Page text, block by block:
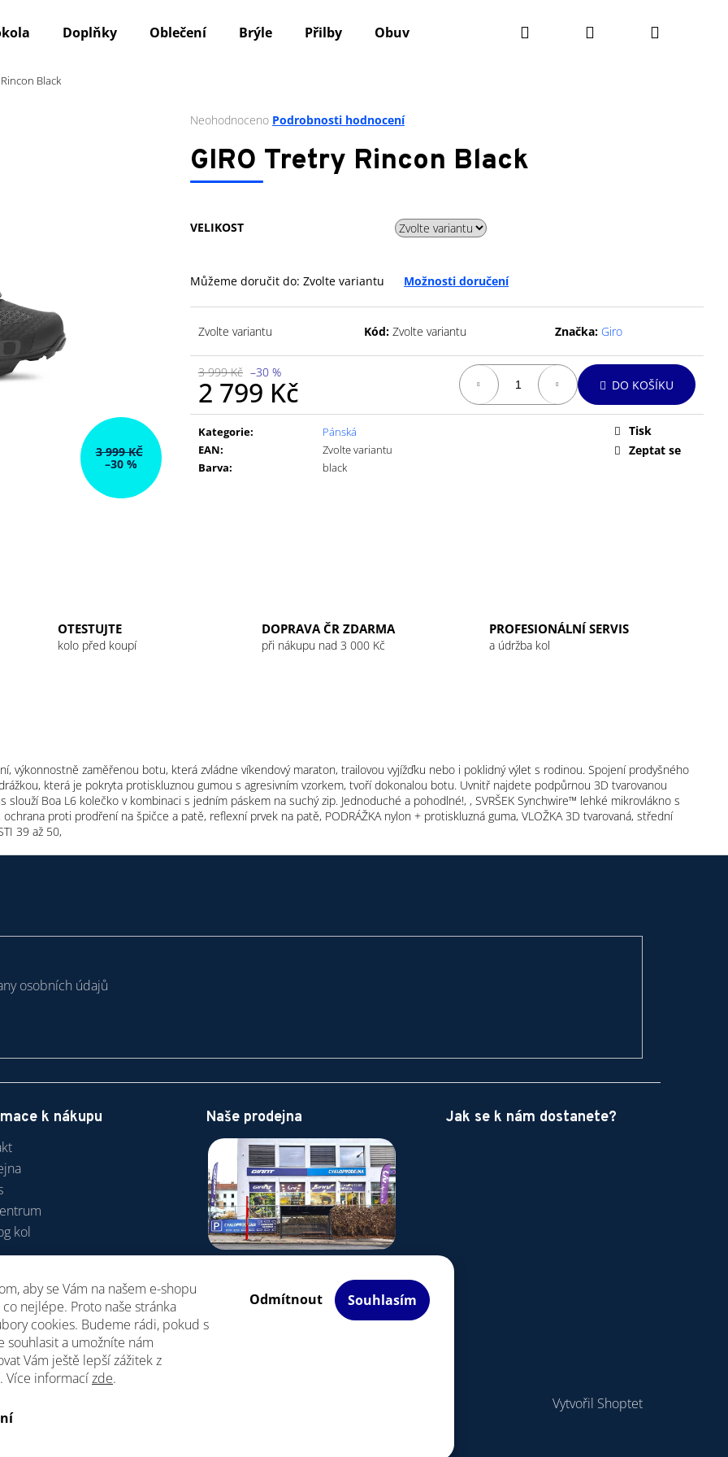
aby se Vám na našem e-shopu
nejlépe. Proto naše stránka
cookies. Budeme rádi, pokud s
souhlasit a umožníte nám
Vám ještě lepší zážitek z
Více informacízde.
Odmítnout Souhlasím
Doplňky Oblečení Brýle Přilby Obuv Výživa Údržba kola
Hledat PřihlášeníNákupní
Black
Průměrné
produktu
je
0,0
hvězdiček.
Neohodnoceno Podrobnosti hodnocení
GIRO Tretry Rincon Black
VELIKOST
Můžeme doručit do: Zvolte variantu Možnosti doručení
Zvolte variantu Kód: Zvolte variantu Značka: Giro
3 999 Kč –30 %
2 799 Kč
Měrná
cena:
DO KOŠÍKU
Kategorie:
Pánská
EAN:
Zvolte variantu
Barva: black
Tisk
Zeptat se
3 999 KČ
–30 %
OTESTUJTE
kolo před koupí
DOPRAVA ČR ZDARMA
při nákupu nad 3 000 Kč
PROFESIONÁLNÍ SERVIS
a údržba kol
výkonnostně zaměřenou botu, která zvládne víkendový maraton, trailovou vyjížďku nebo i poklidný výlet s rodinou. Spojení prodyšného
která je pokryta protiskluznou gumou s agresivním vzorkem, tvoří dokonalou botu. Uvnitř najdete podpůrnou 3D tvarovanou
Boa L6 kolečko v kombinaci s jedním páskem na suchý zip. Jednoduché a pohodlné!, , SVRŠEK Synchwire™ lehké mikrovlákno s
proti prodření na špičce a patě, reflexní prvek na patě, PODRÁŽKA nylon + protiskluzná guma, VLOŽKA 3D tvarovaná, střední
39 až 50,
Co potřebujete najít?
HLEDAT
GU ENERGY GEL 32G JET BLACKBERRY
GU ENERGY GEL 32G RASPBERRY
LEMONADE
49 Kč
osobních údajů
k nákupu
kol
podmínky
Naše prodejna Jak se k nám dostanete?
Vytvořil Shoptet